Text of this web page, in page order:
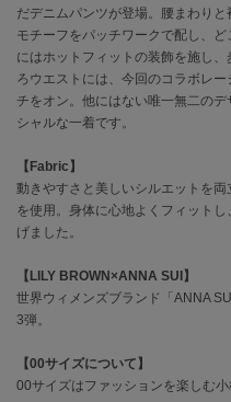
COLE HAAN
コール ハーン
CONVERSE
コンバース
DANSKIN
ダンスキン
EIMY ISTOIRE
エイミー イストワール
エミ
だデニムパンツが登場。腰まわり
モチーフをパッチワークで配し、
にはホットフィットの装飾を施し
ろウエストには、今回のコラボレ
チをオン。他にはない唯一無二の
シャルな一着です。
【Fabric】
動きやすさと美しいシルエットを
を使用。身体に心地よくフィット
げました。
【LILY BROWN×ANNA SUI】
世界ウィメンズブランド「ANNA
3弾。
【00サイズについて】
00サイズはファッションを楽しむ